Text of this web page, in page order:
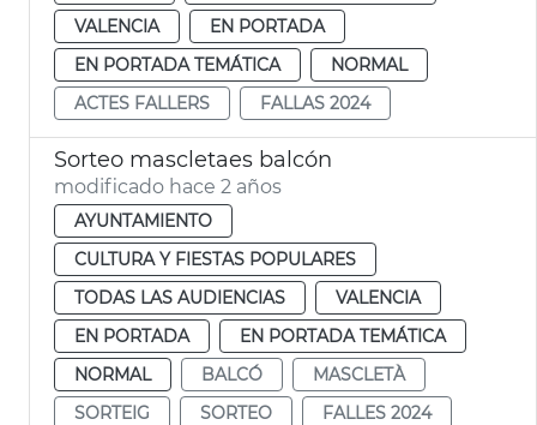
VALENCIA
EN PORTADA
EN PORTADA TEMÁTICA
NORMAL
ACTES FALLERS
FALLAS 2024
Sorteo mascletaes balcón
modificado hace 2 años
AYUNTAMIENTO
CULTURA Y FIESTAS POPULARES
TODAS LAS AUDIENCIAS
VALENCIA
EN PORTADA
EN PORTADA TEMÁTICA
NORMAL
BALCÓ
MASCLETÀ
SORTEIG
SORTEO
FALLES 2024